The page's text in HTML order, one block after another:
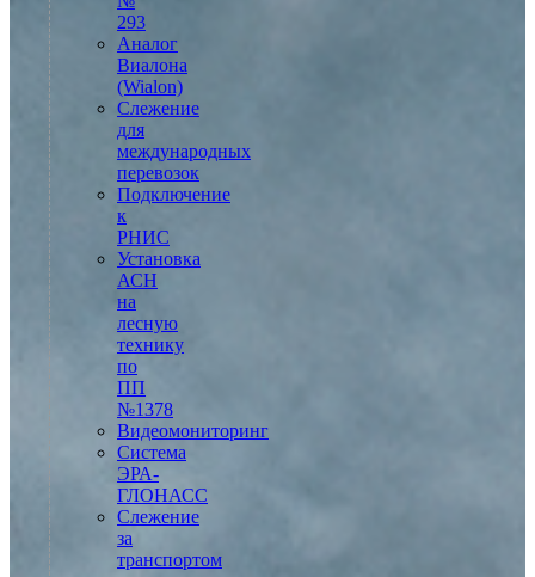
293
Аналог
Виалона
(Wialon)
Слежение
для
международных
перевозок
Подключение
к
РНИС
Установка
АСН
на
лесную
технику
по
ПП
№1378
Видеомониторинг
Система
ЭРА-
ГЛОНАСС
Слежение
за
транспортом